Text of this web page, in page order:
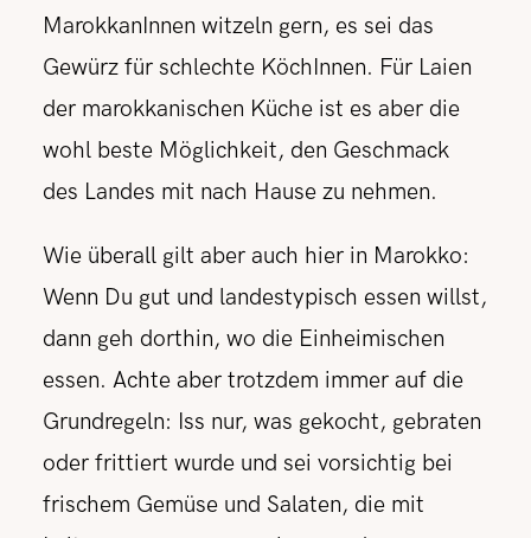
MarokkanInnen witzeln gern, es sei das
Gewürz für schlechte KöchInnen. Für Laien
der marokkanischen Küche ist es aber die
wohl beste Möglichkeit, den Geschmack
des Landes mit nach Hause zu nehmen.
Wie überall gilt aber auch hier in Marokko:
Wenn Du gut und landestypisch essen willst,
dann geh dorthin, wo die Einheimischen
essen. Achte aber trotzdem immer auf die
Grundregeln: Iss nur, was gekocht, gebraten
oder frittiert wurde und sei vorsichtig bei
frischem Gemüse und Salaten, die mit